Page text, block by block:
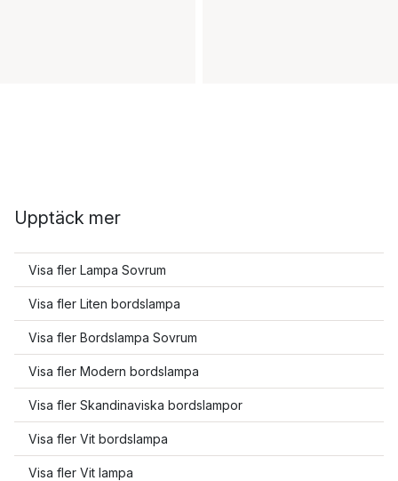
Upptäck mer
Visa fler Lampa Sovrum
Visa fler Liten bordslampa
Visa fler Bordslampa Sovrum
Visa fler Modern bordslampa
Visa fler Skandinaviska bordslampor
Visa fler Vit bordslampa
Visa fler Vit lampa